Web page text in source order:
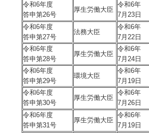
令和6年度
答申第26号
厚生労働大臣
令和6年
7月23日
令和6年度
答申第27号
法務大臣
令和6年
7月22日
令和6年度
答申第28号
厚生労働大臣
令和6年
7月24日
令和6年度
答申第29号
環境大臣
令和6年
7月19日
令和6年度
答申第30号
厚生労働大臣
令和6年
7月26日
令和6年度
答申第31号
厚生労働大臣
令和6年
7月19日